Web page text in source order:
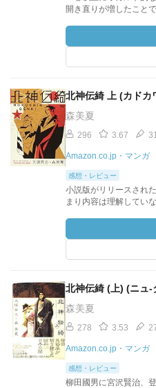
開き直りが増したこと
北神伝綺 上 (カドカ
森美夏
296 3.67
Amazon.co.jp・マンガ
感想・レビュー
小説版がリリースされ
まり内容は理解してい
北神伝綺 (上) (ニュ-
森美夏
278 3.53
Amazon.co.jp・マンガ
感想・レビュー
柳田國男に宮沢賢治、